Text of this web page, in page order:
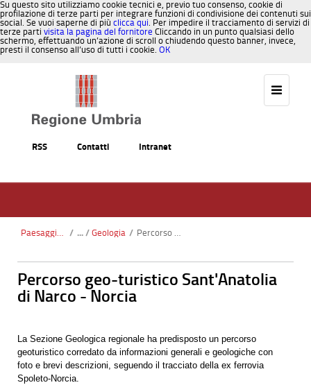
Su questo sito utilizziamo cookie tecnici e, previo tuo consenso, cookie di
profilazione di terze parti per integrare funzioni di condivisione dei contenuti sui
social. Se vuoi saperne di più clicca qui. Per impedire il tracciamento di servizi di
terze parti visita la pagina del fornitore Cliccando in un punto qualsiasi dello
schermo, effettuando un’azione di scroll o chiudendo questo banner, invece,
presti il consenso all’uso di tutti i cookie. OK
RSS Contatti Intranet
Paesaggio, Territorio, Urbanistica / Geologia / Percorso geo-turistico Sant'Anatolia di Narco - Norcia
Percorso geo-turistico Sant'Anatolia
di Narco - Norcia
La Sezione Geologica regionale ha predisposto un percorso
geoturistico corredato da informazioni generali e geologiche con
foto e brevi descrizioni, seguendo il tracciato della ex ferrovia
Spoleto-Norcia.